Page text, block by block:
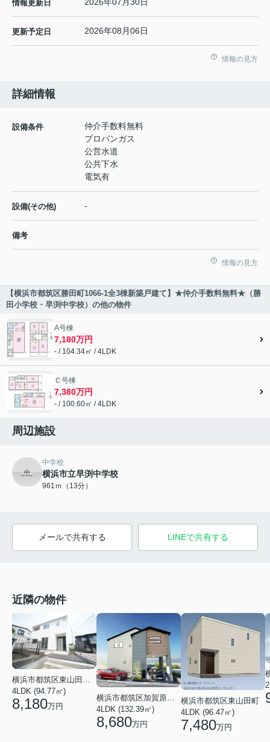
情報更新日
更新予定日 2026年08月06日
情報の見方
詳細情報
設備条件
仲介手数料無料
プロパンガス
公営水道
公共下水
電気有
設備(その他) -
備考
情報の見方
【横浜市都筑区勝田町1066-1全3棟新築戸建て】★仲介手数料無料★（勝
田小学校・早渕中学校）の他の物件
A号棟
7,180万円
- / 104.34㎡ / 4LDK
Ｃ号棟
7,380万円
- / 100.60㎡ / 4LDK
周辺施設
中学校
横浜市立早渕中学校
961ｍ（13分）
メールで共有する LINEで共有する
近隣の物件
横浜市都筑区東山田１丁目
4LDK (94.77㎡)
8,180万円
横浜市都筑区加賀原１丁目
4LDK (132.39㎡)
8,680万円
横浜市都筑区東山田町
4LDK (96.47㎡)
7,480万円